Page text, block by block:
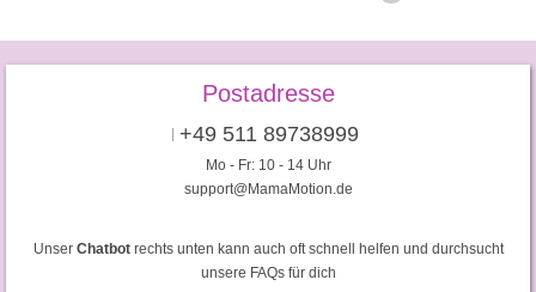
Postadresse
+49 511 89738999
Mo - Fr: 10 - 14 Uhr
support@MamaMotion.de
Unser Chatbotrechts unten kann auch oft schnell helfen und durchsucht
unsere FAQs für dich